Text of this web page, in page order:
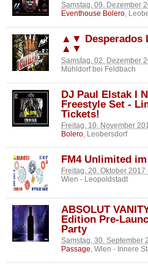
Samstag, 09. Dezember
Eventhouse Bolero,
▲▼ Desperados
▲▼
Samstag, 02. Dezember
Mühldorf bei Feldbach
DJ Paul Elstak I
Freestyle Set -
Tickets!
Freitag, 10. November
Bolero, Leobersdorf
FM4 Unlimited
Freitag, 20. Oktober 2017
Wien - Leopoldstadt
ABSOLUT
Edition Pre-
Party
Samstag, 30. September
Passage, Wien - Innere